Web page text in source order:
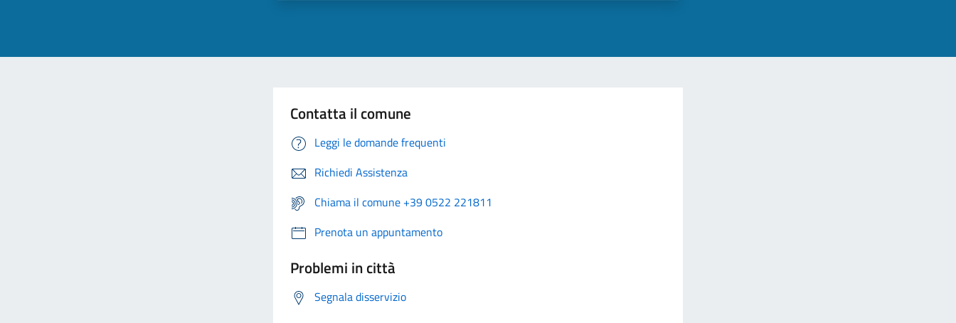
Contatta il comune
Leggi le domande frequenti
Richiedi Assistenza
Chiama il comune +39 0522 221811
Prenota un appuntamento
Problemi in città
Segnala disservizio